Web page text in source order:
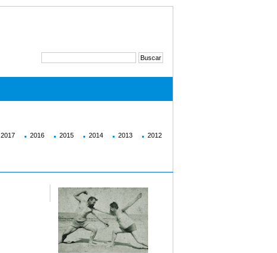
2017 2016 2015 2014 2013 2012